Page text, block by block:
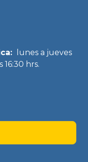
lunes a jueves
16:30 hrs.